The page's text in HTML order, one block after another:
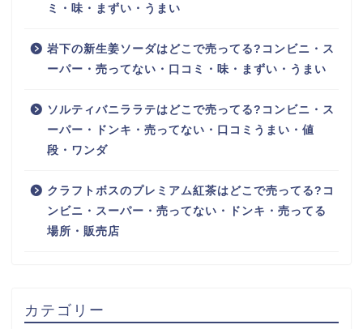
ミ・味・まずい・うまい
岩下の新生姜ソーダはどこで売ってる?コンビニ・ス
ーパー・売ってない・口コミ・味・まずい・うまい
ソルティバニララテはどこで売ってる?コンビニ・ス
ーパー・ドンキ・売ってない・口コミうまい・値
段・ワンダ
クラフトボスのプレミアム紅茶はどこで売ってる?コ
ンビニ・スーパー・売ってない・ドンキ・売ってる
場所・販売店
カテゴリー